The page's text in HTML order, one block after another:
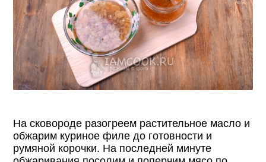
На сковороде разогреем растительное масло и
обжарим куриное филе до готовности и
румяной корочки. На последней минуте